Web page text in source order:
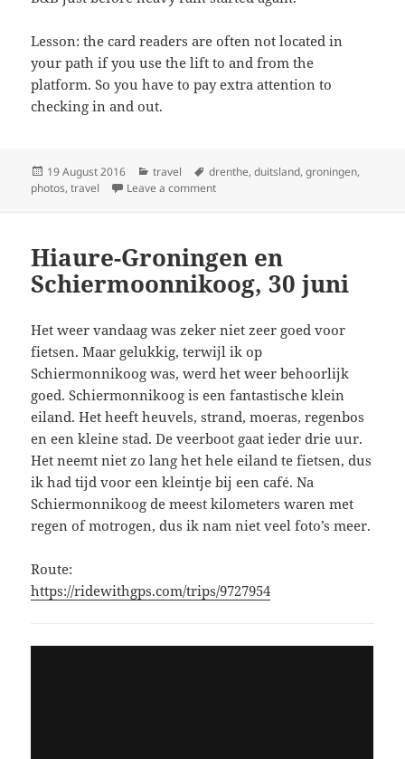
Lesson: the card readers are often not located in
your path if you use the lift to and from the
platform. So you have to pay extra attention to
checking in and out.
Posted
on
19 August 2016 Categories
travel Tags
drenthe,duitsland,groningen,
photos,travel Leave a commenton Groningen-Drenthe-Duitsland, 1
Hiaure-Groningen en
Schiermoonnikoog, 30 juni
Het weer vandaag was zeker niet zeer goed voor
fietsen. Maar gelukkig, terwijl ik op
Schiermonnikoog was, werd het weer behoorlijk
goed. Schiermonnikoog is een fantastische klein
eiland. Het heeft heuvels, strand, moeras, regenbos
en een kleine stad. De veerboot gaat ieder drie uur.
Het neemt niet zo lang het hele eiland te fietsen, dus
ik had tijd voor een kleintje bij een café. Na
Schiermonnikoog de meest kilometers waren met
regen of motrogen, dus ik nam niet veel foto’s meer.
Route:
https://ridewithgps.com/trips/9727954